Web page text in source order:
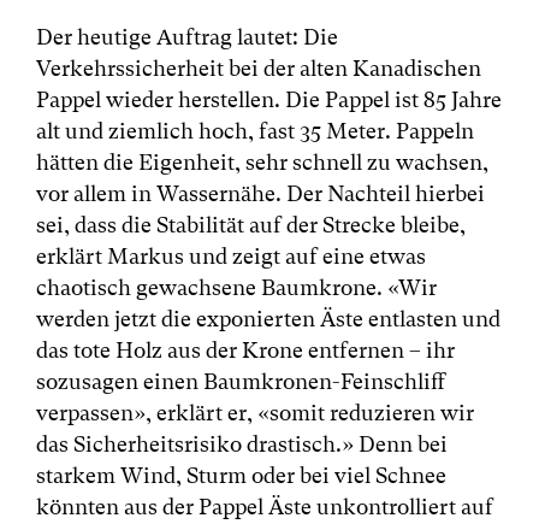
Der heutige Auftrag lautet: Die
Verkehrssicherheit bei der alten Kanadischen
Pappel wieder herstellen. Die Pappel ist 85 Jahre
alt und ziemlich hoch, fast 35 Meter. Pappeln
hätten die Eigenheit, sehr schnell zu wachsen,
vor allem in Wassernähe. Der Nachteil hierbei
sei, dass die Stabilität auf der Strecke bleibe,
erklärt Markus und zeigt auf eine etwas
chaotisch gewachsene Baumkrone. «Wir
werden jetzt die exponierten Äste entlasten und
das tote Holz aus der Krone entfernen – ihr
sozusagen einen Baumkronen-Feinschliff
verpassen», erklärt er, «somit reduzieren wir
das Sicherheitsrisiko drastisch.» Denn bei
starkem Wind, Sturm oder bei viel Schnee
könnten aus der Pappel Äste unkontrolliert auf